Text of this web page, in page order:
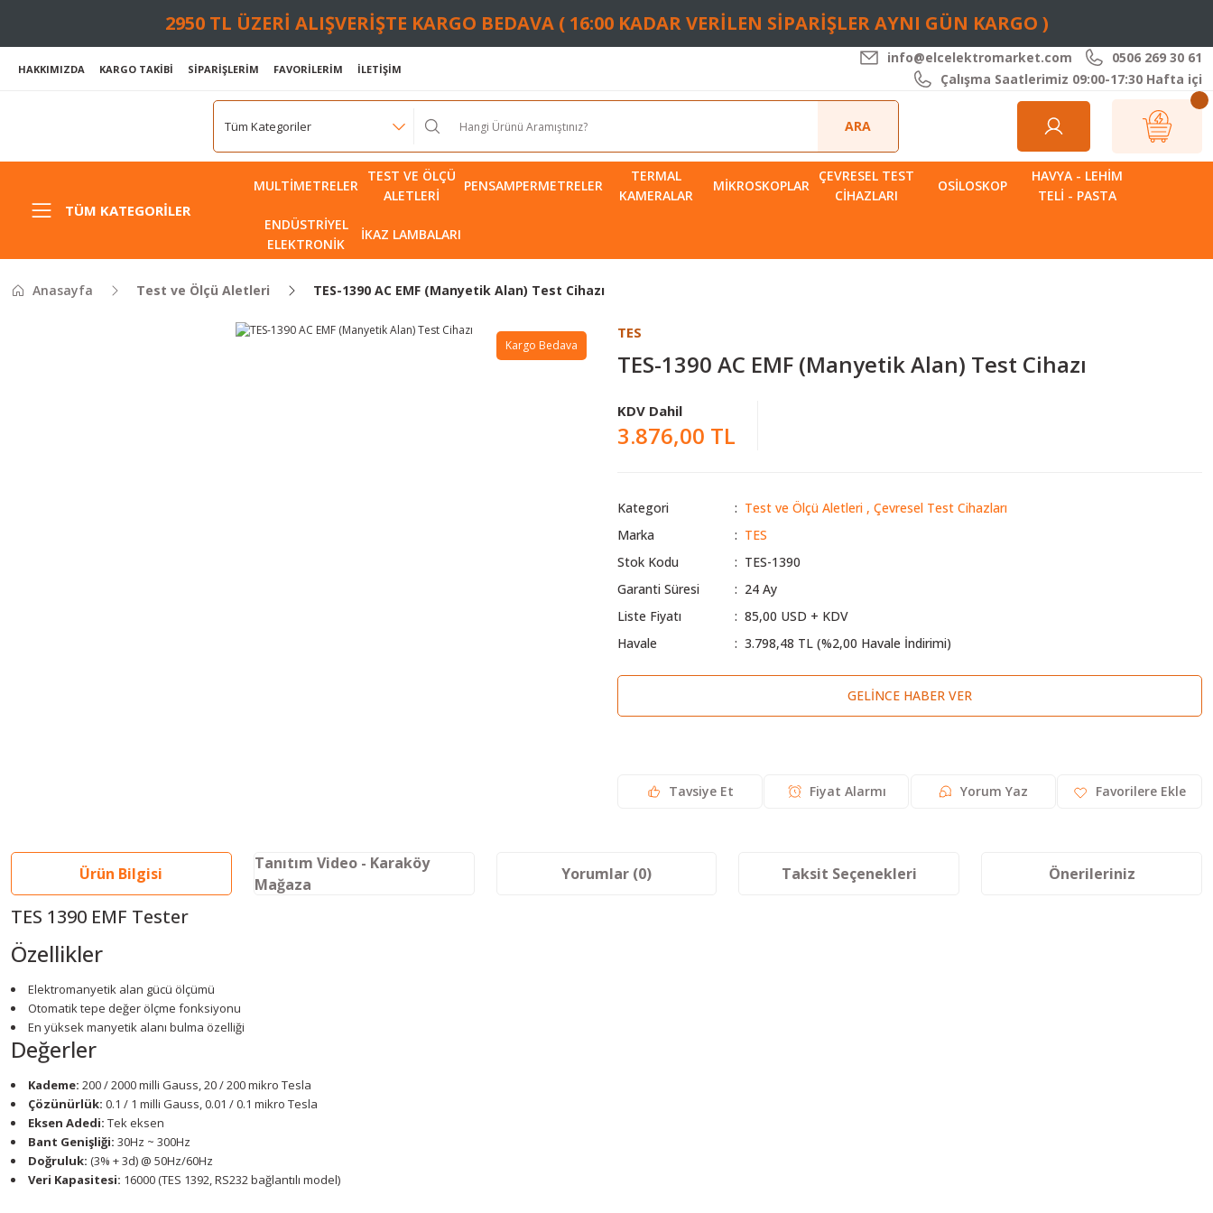
2950 TL ÜZERİ ALIŞVERİŞTE KARGO BEDAVA ( 16:00 KADAR VERİLEN SİPARİŞLER AYNI GÜN KARGO )
HAKKIMIZDA KARGO TAKİBİ SİPARİŞLERİM FAVORİLERİM İLETİŞİM
info@elcelektromarket.com
0506 269 30 61
Çalışma Saatlerimiz 09:00-17:30 Hafta içi
ARA
TÜM KATEGORILER
MULTIMETRELER
TEST VE ÖLÇÜ
ALETLERI
PENSAMPERMETRELER
TERMAL
KAMERALAR
MIKROSKOPLAR
ÇEVRESEL TEST
CIHAZLARI
OSILOSKOP
HAVYA - LEHIM
TELI - PASTA
ENDÜSTRIYEL
ELEKTRONIK
İKAZ LAMBALARI
Anasayfa Test ve Ölçü Aletleri TES-1390 AC EMF (Manyetik Alan) Test Cihazı
Kargo Bedava
TES
TES-1390 AC EMF (Manyetik Alan) Test Cihazı
KDV Dahil
3.876,00 TL
Kategori Test ve Ölçü Aletleri , Çevresel Test Cihazları
Marka
TES
Stok Kodu
TES-1390
Garanti Süresi
24 Ay
Liste Fiyatı
85,00 USD + KDV
Havale
3.798,48 TL (%2,00 Havale İndirimi)
GELINCE HABER VER
Tavsiye Et Fiyat Alarmı Yorum Yaz
Ürün Bilgisi
Tanıtım Video - Karaköy
Mağaza
Yorumlar (0) Taksit Seçenekleri Önerileriniz
TES 1390 EMF Tester
Özellikler
Elektromanyetik alan gücü ölçümü
Otomatik tepe değer ölçme fonksiyonu
En yüksek manyetik alanı bulma özelliği
Değerler
Kademe: 200 / 2000 milli Gauss, 20 / 200 mikro Tesla
Çözünürlük: 0.1 / 1 milli Gauss, 0.01 / 0.1 mikro Tesla
Eksen Adedi: Tek eksen
Bant Genişliği: 30Hz ~ 300Hz
Doğruluk: (3% + 3d) @ 50Hz/60Hz
Veri Kapasitesi: 16000 (TES 1392, RS232 bağlantılı model)